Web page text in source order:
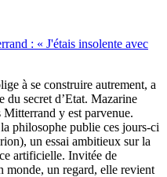
: « J'étais insolente avec
à se construire autrement, a
du secret d’Etat. Mazarine
y est parvenue.
philosophe publie ces jours-ci
un essai ambitieux sur la
artificielle. Invitée de
monde, un regard, elle revient